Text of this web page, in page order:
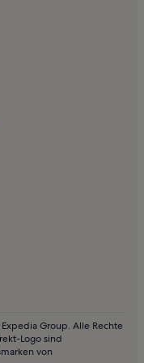
Group. Alle Rechte
Logo sind
von